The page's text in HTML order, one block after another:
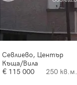
Севлиево, Център
Къща/Вила
115 000
250 кв.м.